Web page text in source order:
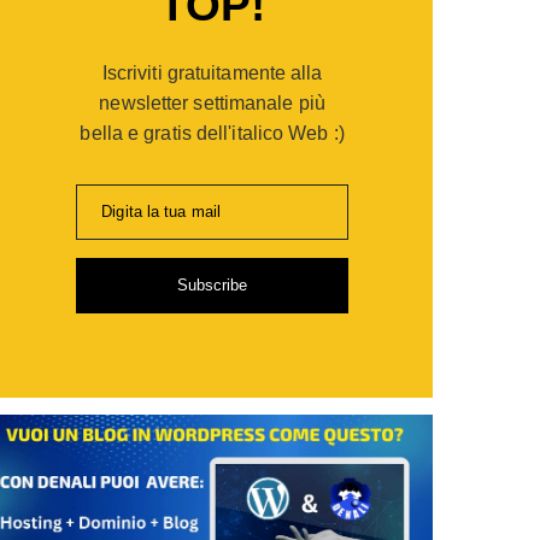
Iscriviti gratuitamente alla
newsletter settimanale più
bella e gratis dell'italico Web :)
Digita la tua mail
Subscribe